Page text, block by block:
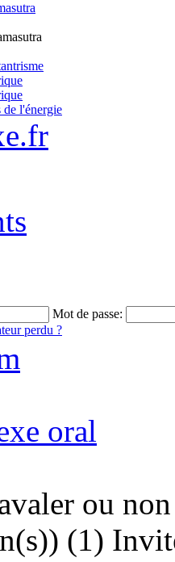
de l'énergie
Mot de passe:
perdu ?
oral
ou
(1)